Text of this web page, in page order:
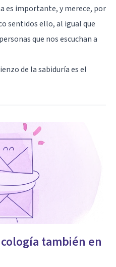
es importante, y merece, por
sentidos ello, al igual que
que nos escuchan a
de la sabiduría es el
también en